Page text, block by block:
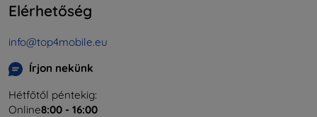
Elérhetőség
info@top4mobile.eu
Írjon nekünk
Hétfőtől péntekig:
Online8:00 - 16:00